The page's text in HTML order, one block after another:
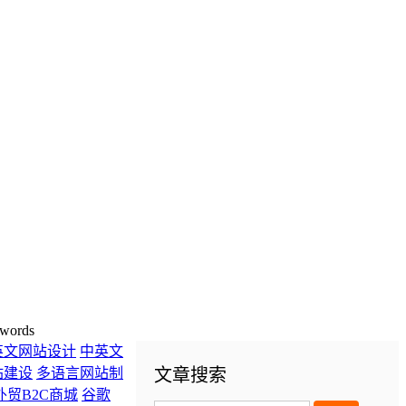
文章搜索
文网站设计 中英文
建设 多语言网站制
贸B2C商城 谷歌